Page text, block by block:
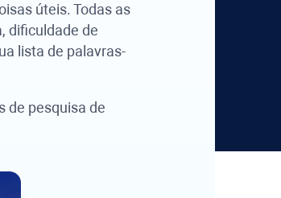
úteis. Todas as
dificuldade de
lista de palavras-
de pesquisa de